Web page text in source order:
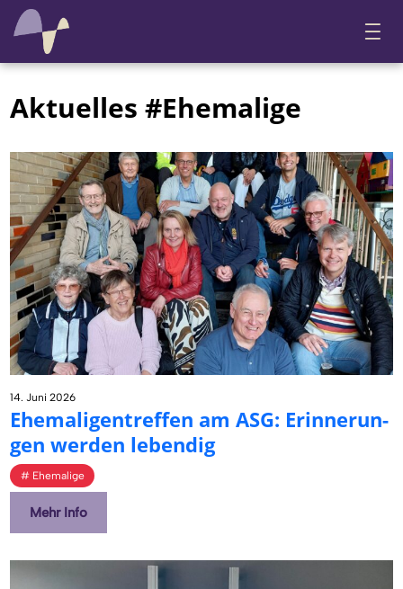
Aktuelles #Ehemalige
14. Juni 2026
Ehe­ma­li­gen­tref­fen am ASG: Er­in­ne­run­
gen wer­den le­ben­dig
Ehemalige
Mehr Info